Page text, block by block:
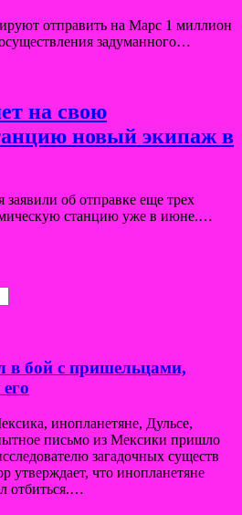
отправить на Марс 1 миллион
задуманного…
на свою
новый экипаж в
об отправке еще трех
станцию уже в июне.…
в бой с пришельцами,
инопланетяне, Дульсе,
письмо из Мексики пришло
загадочных существ
утверждает, что инопланетяне
отбиться.…